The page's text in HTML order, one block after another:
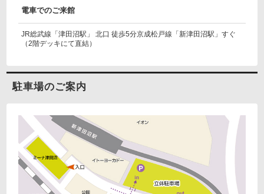
電車でのご来館
JR総武線「津田沼駅」 北口 徒歩5分京成松戸線「新津田沼駅」すぐ
（2階デッキにて直結）
駐車場のご案内